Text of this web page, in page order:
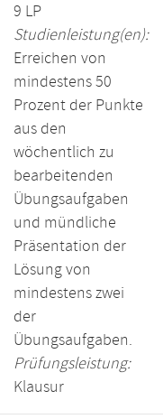
9 LP
Studienleistung(en):
Erreichen von
mindestens 50
Prozent der Punkte
aus den
wöchentlich zu
bearbeitenden
Übungsaufgaben
und mündliche
Präsentation der
Lösung von
mindestens zwei
der
Übungsaufgaben.
Prüfungsleistung:
Klausur